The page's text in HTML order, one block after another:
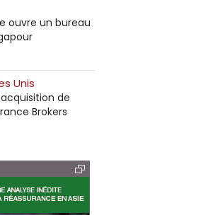
ouvre un bureau
Unis
de
Brokers